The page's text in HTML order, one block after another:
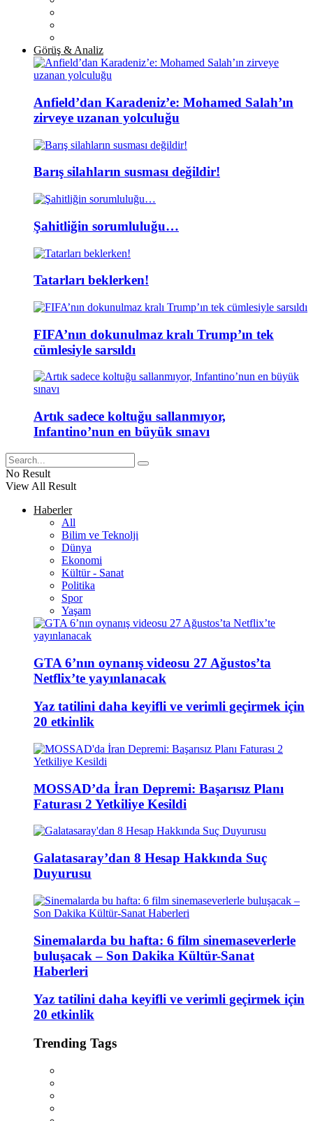
Görüş & Analiz
Anfield’dan Karadeniz’e: Mohamed Salah’ın
zirveye uzanan yolculuğu
Barış silahların susması değildir!
Şahitliğin sorumluluğu…
Tatarları beklerken!
FIFA’nın dokunulmaz kralı Trump’ın tek
cümlesiyle sarsıldı
Artık sadece koltuğu sallanmıyor,
Infantino’nun en büyük sınavı
No Result
View All Result
Haberler
All
Bilim ve Teknolji
Dünya
Ekonomi
Kültür - Sanat
Politika
Spor
Yaşam
GTA 6’nın oynanış videosu 27 Ağustos’ta
Netflix’te yayınlanacak
Yaz tatilini daha keyifli ve verimli geçirmek için
20 etkinlik
MOSSAD’da İran Depremi: Başarısız Planı
Faturası 2 Yetkiliye Kesildi
Galatasaray’dan 8 Hesap Hakkında Suç
Duyurusu
Sinemalarda bu hafta: 6 film sinemaseverlerle
buluşacak – Son Dakika Kültür-Sanat
Haberleri
Yaz tatilini daha keyifli ve verimli geçirmek için
20 etkinlik
Trending Tags